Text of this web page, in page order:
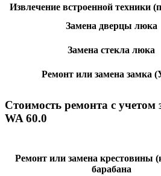
Извлечение встроенной техники
Замена дверцы люка
Замена стекла люка
Ремонт или замена замка
Стоимость ремонта с учетом
WA 60.0
Ремонт или замена крестовины
барабана